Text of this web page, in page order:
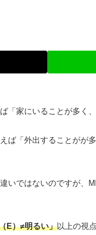
「家にいることが多く
ば「外出することがが
いではないのですが、
E）≠明るい」以上の視